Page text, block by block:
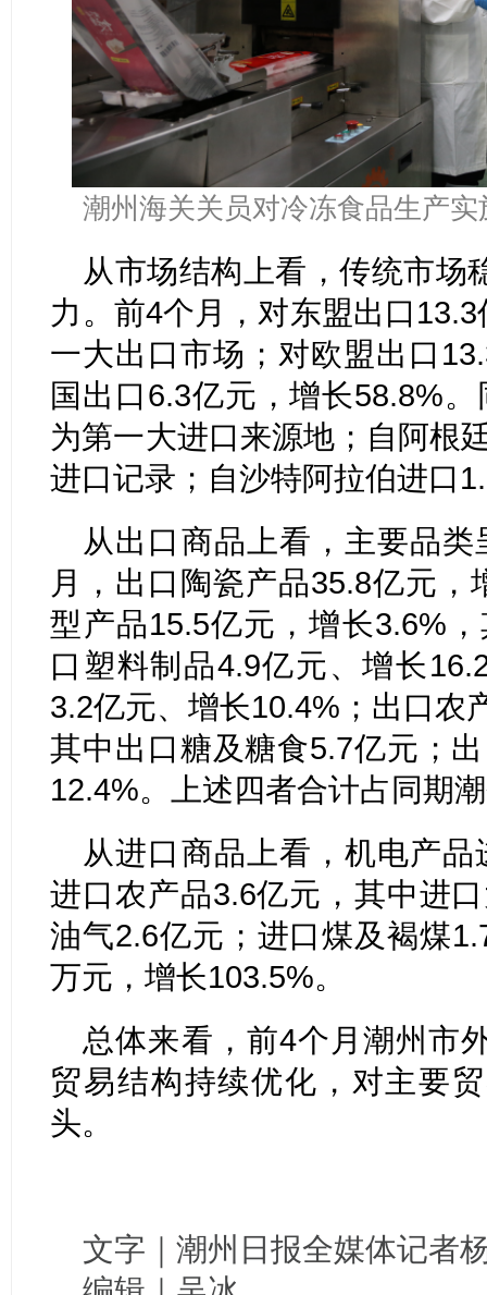
潮州海关关员对冷冻食品生产
从市场结构上看，传统市场
力。前4个月，对东盟出口
一大出口市场；对欧盟出口
国出口6.3亿元，增长58.8%
为第一大进口来源地；自阿根
进口记录；自沙特阿拉伯进口
从出口商品上看，主要品类
月，出口陶瓷产品35.8亿元
型产品15.5亿元，增长3.6%
口塑料制品4.9亿元、增长
3.2亿元、增长10.4%；出口农
其中出口糖及糖食5.7亿元；
12.4%。上述四者合计占同期
从进口商品上看，机电产
进口农产品3.6亿元，其中进
油气2.6亿元；进口煤及褐煤
万元，增长103.5%。
总体来看，前4个月潮州市
贸易结构持续优化，对主要
头。
文字｜潮州日报全媒体记者